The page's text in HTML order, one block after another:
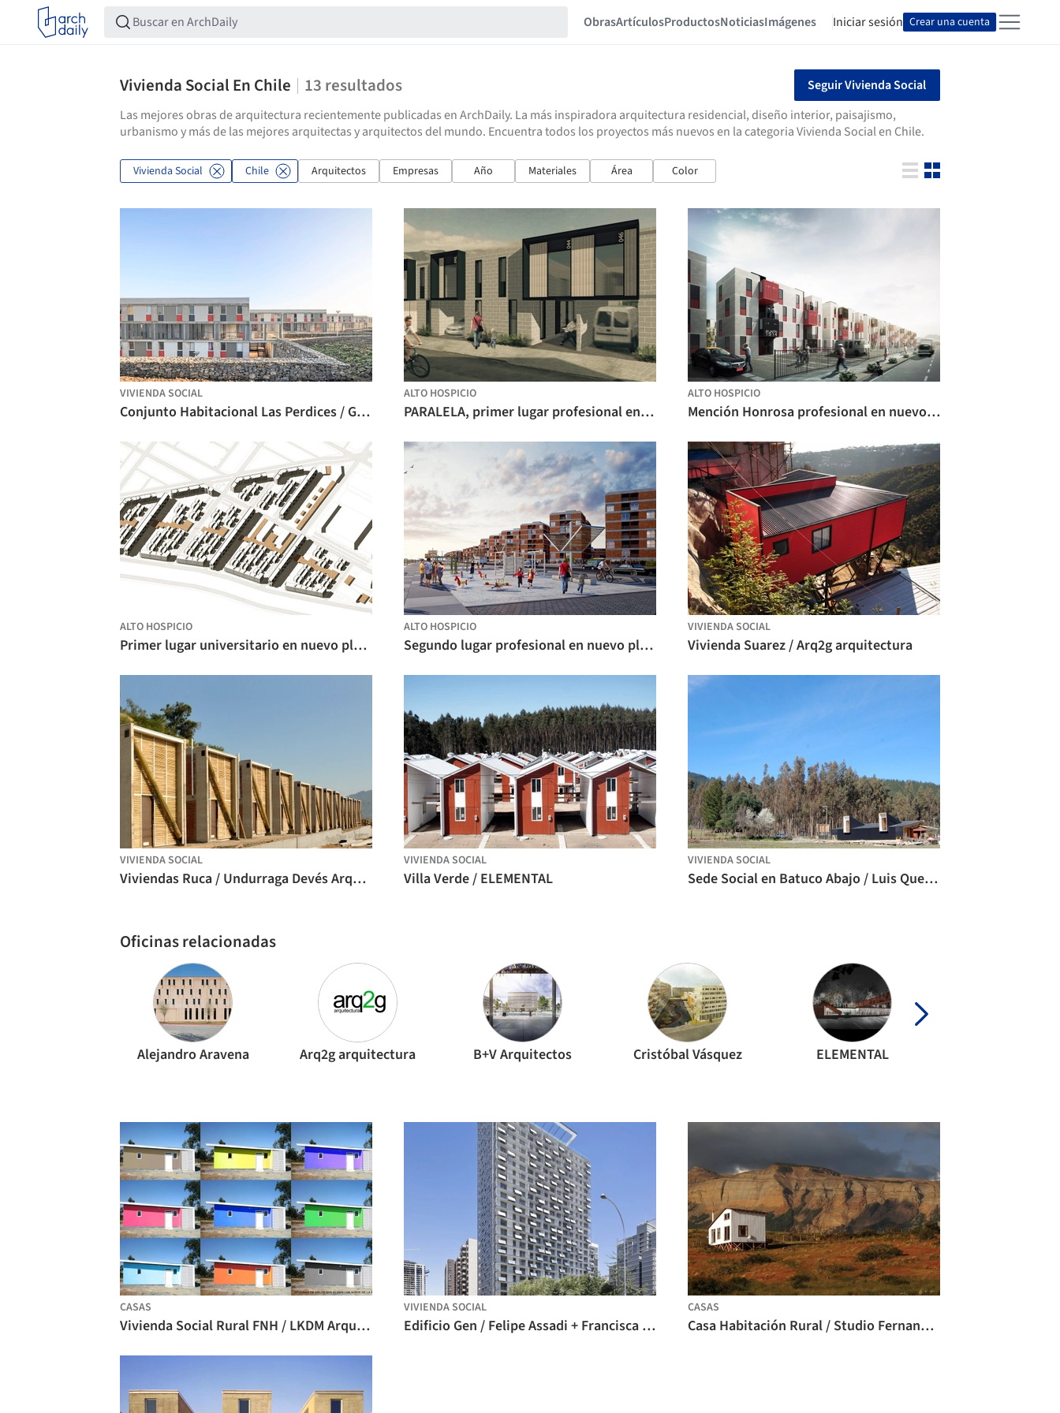
ObrasArtículosProductosNoticiasImágenes Iniciar sesión Crear una cuenta
Vivienda Social En Chile 13 resultados
Seguir Vivienda Social
Las mejores obras de arquitectura recientemente publicadas en ArchDaily. La más inspiradora arquitectura residencial, diseño interior, paisajismo,
urbanismo y más de las mejores arquitectas y arquitectos del mundo. Encuentra todos los proyectos más nuevos en la categoria Vivienda Social en Chile.
Vivienda Social Chile Arquitectos Empresas Año Materiales Área Color
VIVIENDA SOCIAL
Conjunto Habitacional Las Perdices / Gubbins Arquitectos, Polidura + Talhouk Arquitectos
ALTO HOSPICIO
PARALELA, primer lugar profesional en el nuevo plan maestro urbano habitacional en Alto Hospicio
ALTO HOSPICIO
Mención Honrosa profesional en nuevo plan maestro urbano habitacional en Alto Hospicio
ALTO HOSPICIO
Primer lugar universitario en nuevo plan maestro urbano habitacional en Alto Hospicio
ALTO HOSPICIO
Segundo lugar profesional en nuevo plan maestro urbano habitacional en Alto Hospicio
VIVIENDA SOCIAL
Vivienda Suarez / Arq2g arquitectura
VIVIENDA SOCIAL
Viviendas Ruca / Undurraga Devés Arquitectos
VIVIENDA SOCIAL
Villa Verde / ELEMENTAL
VIVIENDA SOCIAL
Sede Social en Batuco Abajo / Luis Quezada
Oficinas relacionadas
Alejandro Aravena Arq2g arquitectura B+V Arquitectos Cristóbal Vásquez ELEMENTAL
CASAS
Vivienda Social Rural FNH / LKDM Arquitectos + Equipo Pontificia Universidad Católica de Chile
VIVIENDA SOCIAL
Edificio Gen / Felipe Assadi + Francisca Pulido
CASAS
Casa Habitación Rural / Studio Fernanda Vuilleumier